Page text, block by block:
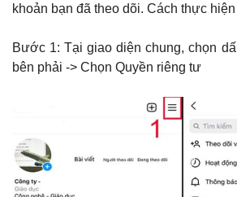
khoản bạn đã theo dõi. Cách thực
Bước 1: Tại giao diện chung, chọn
bên phải -> Chọn Quyền riêng tư